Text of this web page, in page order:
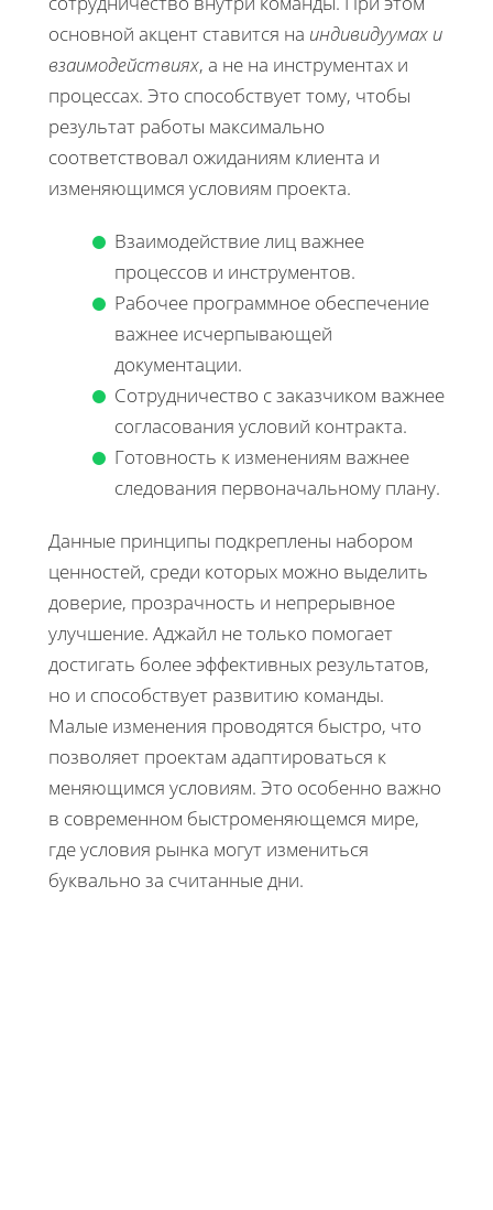
основной акцент ставится на индивидуумах и
взаимодействиях, а не на инструментах и
процессах. Это способствует тому, чтобы
результат работы максимально
соответствовал ожиданиям клиента и
изменяющимся условиям проекта.
Взаимодействие лиц важнее
процессов и инструментов.
Рабочее программное обеспечение
важнее исчерпывающей
документации.
Сотрудничество с заказчиком важнее
согласования условий контракта.
Готовность к изменениям важнее
следования первоначальному плану.
Данные принципы подкреплены набором
ценностей, среди которых можно выделить
доверие, прозрачность и непрерывное
улучшение. Аджайл не только помогает
достигать более эффективных результатов,
но и способствует развитию команды.
Малые изменения проводятся быстро, что
позволяет проектам адаптироваться к
меняющимся условиям. Это особенно важно
в современном быстроменяющемся мире,
где условия рынка могут измениться
буквально за считанные дни.